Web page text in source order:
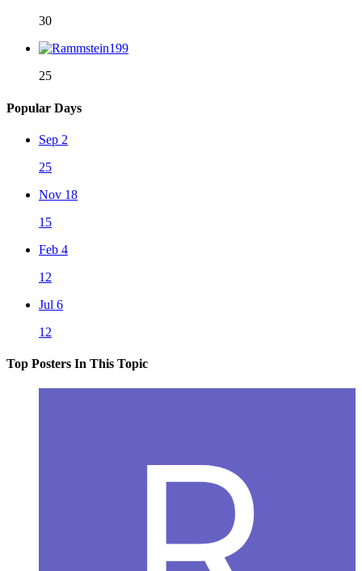
30
25
Popular Days
Sep 2
25
Nov 18
15
Feb 4
12
Jul 6
12
Top Posters In This Topic